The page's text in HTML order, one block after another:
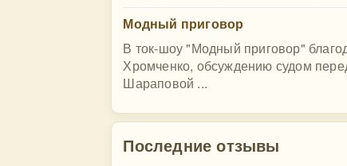
Модный приговор
В ток-шоу "Модный приговор"
Хромченко, обсуждению судом
Шараповой ...
Последние отзывы